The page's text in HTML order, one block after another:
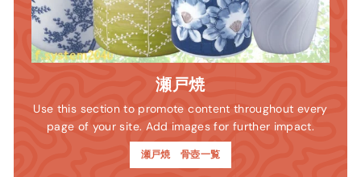
瀬戸焼
Use this section to promote content throughout every
page of your site. Add images for further impact.
瀬戸焼 骨壺一覧